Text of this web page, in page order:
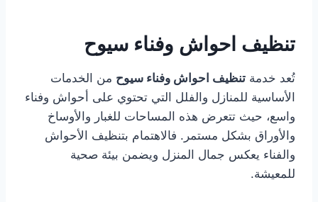
تنظيف احواش وفناء سيوح
تُعد خدمة تنظيف احواش وفناء سيوح من الخدمات
الأساسية للمنازل والفلل التي تحتوي على أحواش وفناء
واسع، حيث تتعرض هذه المساحات للغبار والأوساخ
والأوراق بشكل مستمر. فالاهتمام بتنظيف الأحواش
والفناء يعكس جمال المنزل ويضمن بيئة صحية
للمعيشة.